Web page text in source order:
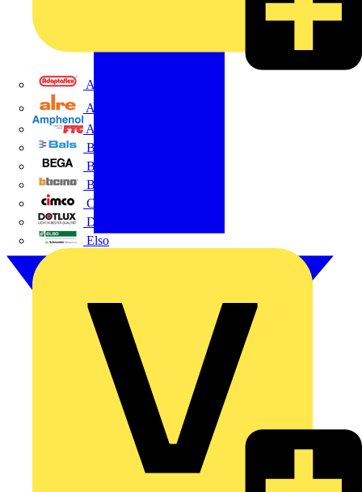
Adaptaflex
Alre
Amphenol FTG
BALS
Bega
Bticino
Cimco
DOTLUX GmbH
Elso